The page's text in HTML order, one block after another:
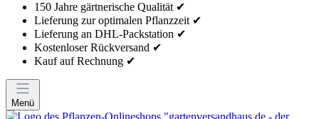
150 Jahre gärtnerische Qualität ✔
Lieferung zur optimalen Pflanzzeit ✔
Lieferung an DHL-Packstation ✔
Kostenloser Rückversand ✔
Kauf auf Rechnung ✔
Menü